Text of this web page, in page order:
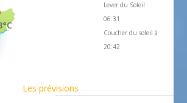
Lever du Soleil
06:31
Coucher du soleil à
20:42
Les prévisions